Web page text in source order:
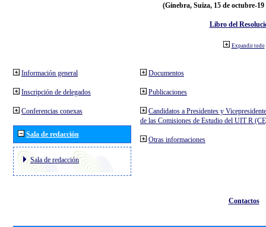
(Ginebra, Suiza, 15 de octubre-19
Libro del
Expandir todo
Información general
Inscripción de delegados
Conferencias conexas
Sala de redacción
Sala de redacción
Documentos
Publicaciones
Candidatos a Presidentes y
de las Comisiones de Estudio del UIT R
Otras informaciones
Contactos